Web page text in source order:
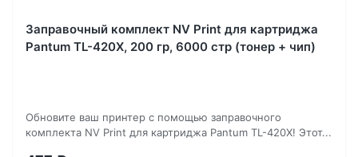
Заправочный комплект NV Print для картриджа
Pantum TL-420X, 200 гр, 6000 стр (тонер + чип)
Обновите ваш принтер с помощью заправочного
комплекта NV Print для картриджа Pantum TL-420X! Этот...